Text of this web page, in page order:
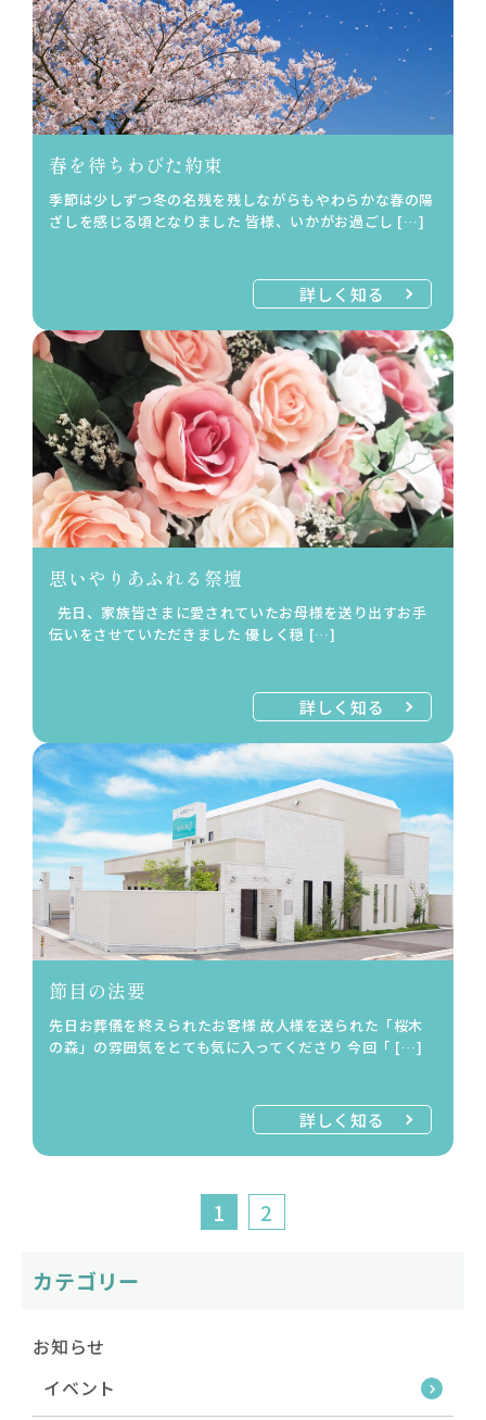
春を待ちわびた約束
季節は少しずつ冬の名残を残しながらもやわらかな春の陽
ざしを感じる頃となりました 皆様、いかがお過ごし […]
詳しく知る
思いやりあふれる祭壇
先日、家族皆さまに愛されていたお母様を送り出すお手
伝いをさせていただきました 優しく穏 […]
詳しく知る
節目の法要
先日お葬儀を終えられたお客様 故人様を送られた「桜木
の森」の雰囲気をとても気に入ってくださり 今回「 […]
詳しく知る
1 2
カテゴリー
お知らせ
イベント